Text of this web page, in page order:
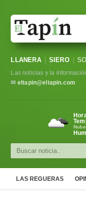
Sociedad
Política
Cultura
LLANERA SIERO
Las noticias y la
✉ eltapin@eltapin.com
LAS REGUERAS